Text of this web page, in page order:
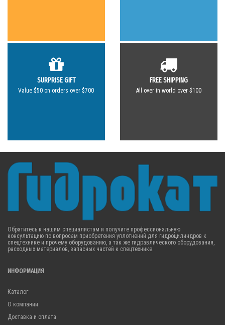
SURPRISE GIFT
Value $50 on orders over $700
FREE SHIPPING
All over in world over $100
Обратитесь к нашим специалистам и получите профессиональную
консультацию по вопросам приобретения уплотнений для гидроцилиндров к
спецтехнике и прочему оборудованию, а так же гидравлического оборудования,
расходных материалов, запасных частей к спецтехнике.
ИНФОРМАЦИЯ
Каталог
О компании
Доставка и оплата